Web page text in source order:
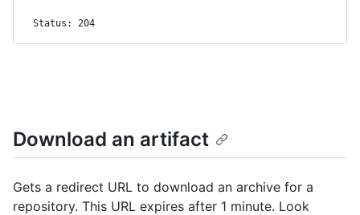
Status: 204
Download an artifact
Gets a redirect URL to download an archive for a
repository. This URL expires after 1 minute. Look